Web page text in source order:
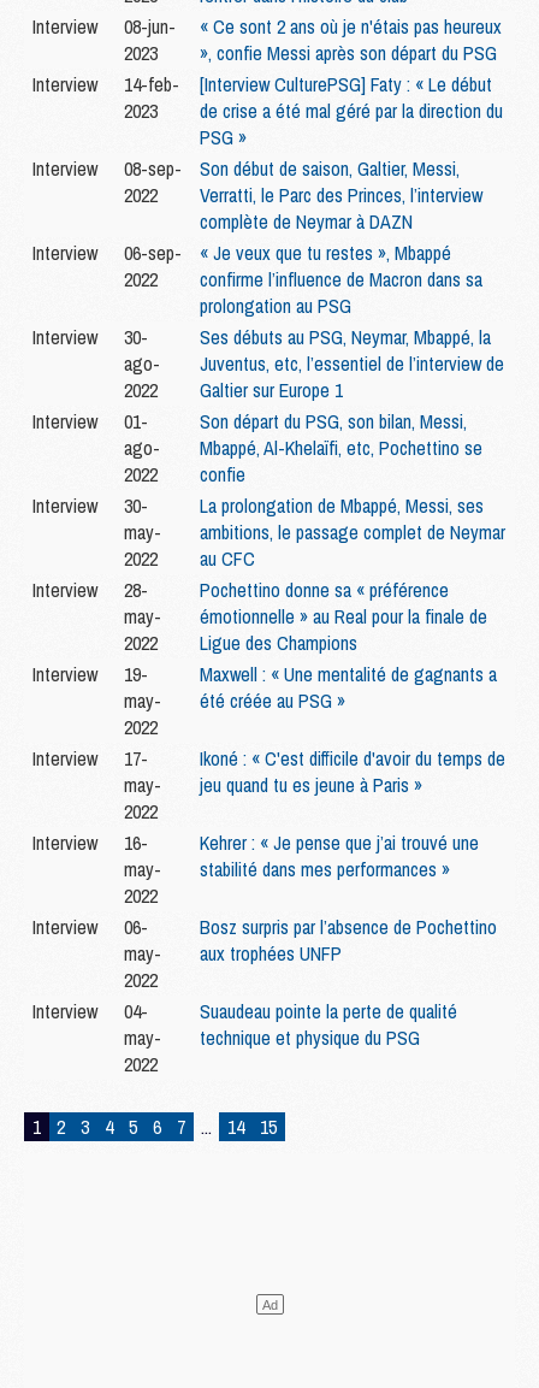
Interview
08-jun-
2023
« Ce sont 2 ans où je n'étais pas heureux
», confie Messi après son départ du PSG
Interview
14-feb-
2023
[Interview CulturePSG] Faty : « Le début
de crise a été mal géré par la direction du
PSG »
Interview
08-sep-
2022
Son début de saison, Galtier, Messi,
Verratti, le Parc des Princes, l’interview
complète de Neymar à DAZN
Interview
06-sep-
2022
« Je veux que tu restes », Mbappé
confirme l’influence de Macron dans sa
prolongation au PSG
Interview
30-
ago-
2022
Ses débuts au PSG, Neymar, Mbappé, la
Juventus, etc, l’essentiel de l’interview de
Galtier sur Europe 1
Interview
01-
ago-
2022
Son départ du PSG, son bilan, Messi,
Mbappé, Al-Khelaïfi, etc, Pochettino se
confie
Interview
30-
may-
2022
La prolongation de Mbappé, Messi, ses
ambitions, le passage complet de Neymar
au CFC
Interview
28-
may-
2022
Pochettino donne sa « préférence
émotionnelle » au Real pour la finale de
Ligue des Champions
Interview
19-
may-
2022
Maxwell : « Une mentalité de gagnants a
été créée au PSG »
Interview
17-
may-
2022
Ikoné : « C'est difficile d'avoir du temps de
jeu quand tu es jeune à Paris »
Interview
16-
may-
2022
Kehrer : « Je pense que j’ai trouvé une
stabilité dans mes performances »
Interview
06-
may-
2022
Bosz surpris par l’absence de Pochettino
aux trophées UNFP
Interview
04-
may-
2022
Suaudeau pointe la perte de qualité
technique et physique du PSG
1 2 3 4 5 6 7 ... 14 15